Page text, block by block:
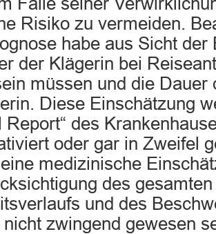
Risiko zu vermeiden.
habe aus Sicht der
der Klägerin bei
müssen und die Dauer
Diese Einschätzung
Report“ des
oder gar in Zweifel
medizinische
des
und des
nicht zwingend gewesen